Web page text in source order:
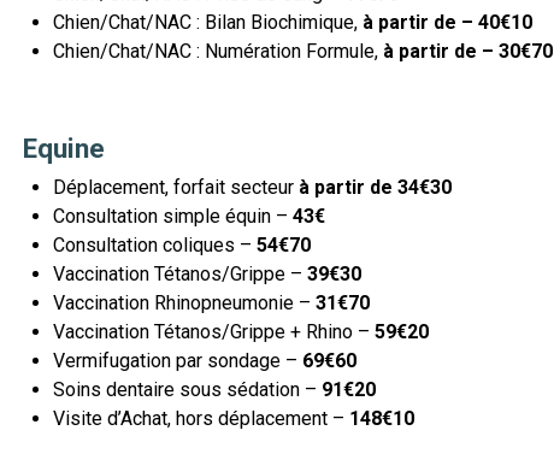
Chien/Chat/NAC : Bilan Biochimique, à partir de – 40€10
Chien/Chat/NAC : Numération Formule, à partir de – 30€70
Equine
Déplacement, forfait secteur à partir de 34€30
Consultation simple équin – 43€
Consultation coliques – 54€70
Vaccination Tétanos/Grippe – 39€30
Vaccination Rhinopneumonie – 31€70
Vaccination Tétanos/Grippe + Rhino – 59€20
Vermifugation par sondage – 69€60
Soins dentaire sous sédation – 91€20
Visite d’Achat, hors déplacement – 148€10